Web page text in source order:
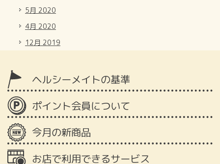
5月 2020
4月 2020
12月 2019
ヘルシーメイトの基準
ポイント会員について
今月の新商品
お店で利用できるサービス